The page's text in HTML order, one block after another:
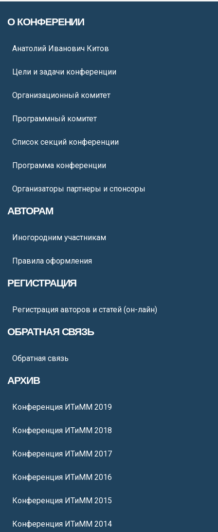
О КОНФЕРЕНИИ
Анатолий Иванович Китов
Цели и задачи конференции
Организационный комитет
Программный комитет
Список секций конференции
Программа конференции
Организаторы партнеры и спонсоры
АВТОРАМ
Иногородним участникам
Правила оформления
РЕГИСТРАЦИЯ
Регистрация авторов и статей (он-лайн)
ОБРАТНАЯ СВЯЗЬ
Обратная связь
АРХИВ
Конференция ИТиММ 2019
Конференция ИТиММ 2018
Конференция ИТиММ 2017
Конференция ИТиММ 2016
Конференция ИТиММ 2015
Конференция ИТиММ 2014